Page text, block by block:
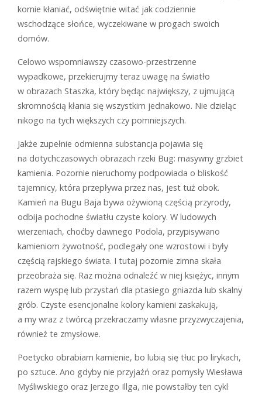
kornie kłaniać, odświętnie witać jak codziennie
wschodzące słońce, wyczekiwane w progach swoich
domów.
Celowo wspomniawszy czasowo-przestrzenne
wypadkowe, przekierujmy teraz uwagę na światło
w obrazach Staszka, który będąc największy, z ujmującą
skromnością kłania się wszystkim jednakowo. Nie dzieląc
nikogo na tych większych czy pomniejszych.
Jakże zupełnie odmienna substancja pojawia się
na dotychczasowych obrazach rzeki Bug: masywny grzbiet
kamienia. Pozornie nieruchomy podpowiada o bliskość
tajemnicy, która przepływa przez nas, jest tuż obok.
Kamień na Bugu Baja bywa ożywioną częścią przyrody,
odbija pochodne światłu czyste kolory. W ludowych
wierzeniach, choćby dawnego Podola, przypisywano
kamieniom żywotność, podlegały one wzrostowi i były
częścią rajskiego świata. I tutaj pozornie zimna skała
przeobraża się. Raz można odnaleźć w niej księżyc, innym
razem wyspę lub przystań dla ptasiego gniazda lub skalny
grób. Czyste esencjonalne kolory kamieni zaskakują,
a my wraz z twórcą przekraczamy własne przyzwyczajenia,
również te zmysłowe.
Poetycko obrabiam kamienie, bo lubią się tłuc po lirykach,
po sztuce. Ano gdyby nie przyjaźń oraz pomysły Wiesława
Myśliwskiego oraz Jerzego Illga, nie powstałby ten cykl